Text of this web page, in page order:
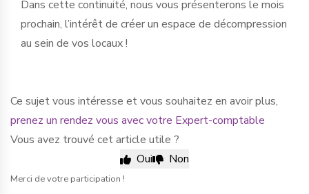
Dans cette continuité, nous vous présenterons le mois
prochain, l’intérêt de créer un espace de décompression
au sein de vos locaux !
Ce sujet vous intéresse et vous souhaitez en avoir plus,
prenez un rendez vous avec votre Expert-comptable
Vous avez trouvé cet article utile ?
Oui
Non
Merci de votre participation !